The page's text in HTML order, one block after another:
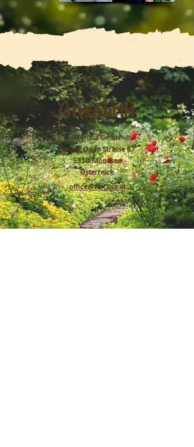
Anschrift
Florissa GmbH
Herzog Odilo Strasse 67
5310 Mondsee
Österreich
office@florissa.at